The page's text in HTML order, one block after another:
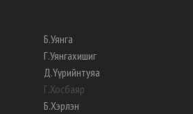
Б.Уянга
Г.Уянгахишиг
Д.Үүрийнтуяа
Г.Хосбаяр
Б.Хэрлэн